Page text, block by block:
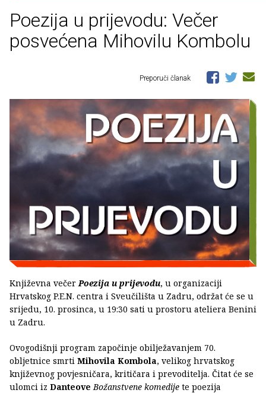
Poezija u prijevodu: Večer
posvećena Mihovilu Kombolu
Preporuči članak
Književna večerPoezija u prijevodu, u organizaciji
Hrvatskog P.E.N. centra i Sveučilišta u Zadru, održat će se u
srijedu, 10. prosinca, u 19:30 sati u prostoru ateliera Benini
u Zadru.
Ovogodišnji program započinje obilježavanjem 70.
obljetnice smrti Mihovila Kombola, velikog hrvatskog
književnog povjesničara, kritičara i prevoditelja. Čitat će se
ulomci iz DanteoveBožanstvene komedije te poezija